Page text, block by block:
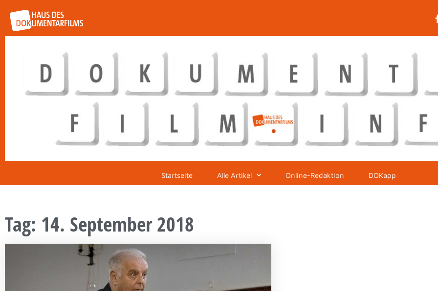
Startseite Alle Artikel Online-Redaktion DOKapp
Tag: 14. September 2018